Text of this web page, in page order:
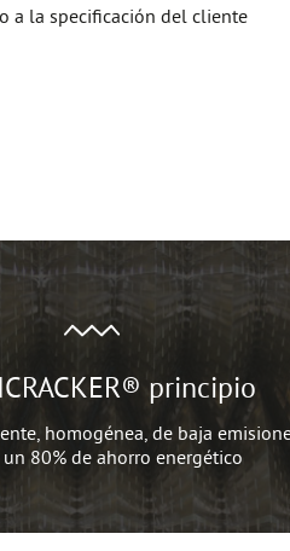
a la specificación del cliente
principio
homogénea, de baja
un 80% de ahorro energético